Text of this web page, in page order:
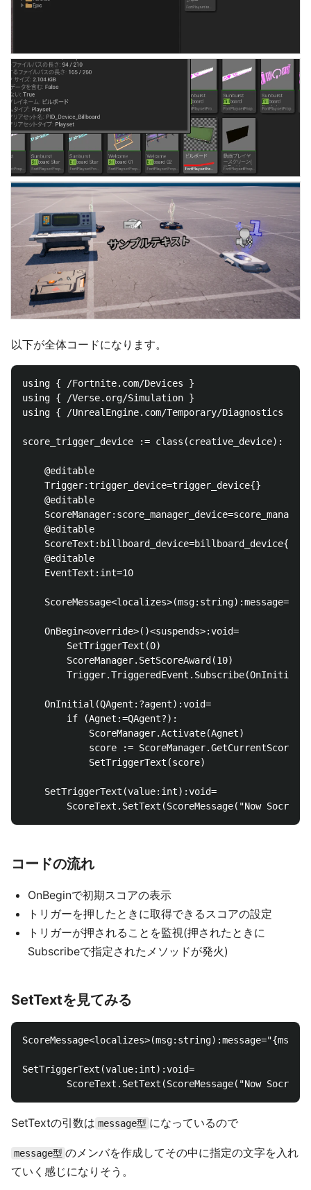
以下が全体コードになります。
using { /Fortnite.com/Devices }
using { /Verse.org/Simulation }
using { /UnrealEngine.com/Temporary/Diagnostics }
score_trigger_device := class(creative_device):
    @editable
    Trigger:trigger_device=trigger_device{}
    @editable
    @editable
    ScoreText:billboard_device=billboard_device{}
    @editable
    EventText:int=10
    OnBegin<override>()<suspends>:void=
        SetTriggerText(0)
        ScoreManager.SetScoreAward(10)
        Trigger.TriggeredEvent.Subscribe(OnInitial)
    OnInitial(QAgent:?agent):void=
        if (Agnet:=QAgent?):
            ScoreManager.Activate(Agnet)
score :=
            SetTriggerText(score)
    SetTriggerText(value:int):void=
コードの流れ
OnBeginで初期スコアの表示
トリガーを押したときに取得できるスコアの設定
トリガーが押されることを監視(押されたときに
Subscribeで指定されたメソッドが発火)
SetTextを見てみる
ScoreMessage<localizes>(msg:string):message="{msg}"
SetTriggerText(value:int):void=
SetTextの引数は message型 になっているので
message型 のメンバを作成してその中に指定の文字を入れ
ていく感じになりそう。